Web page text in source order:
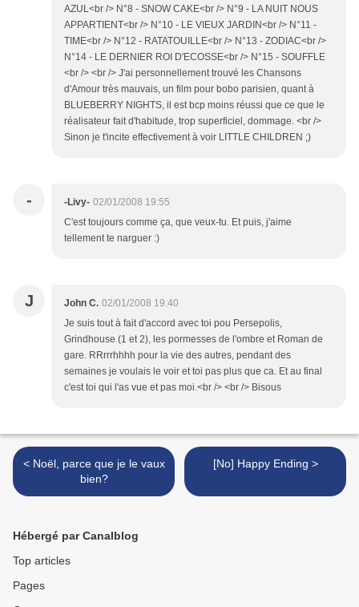
AZUL<br /> N°8 - SNOW CAKE<br /> N°9 - LA NUIT NOUS
APPARTIENT<br /> N°10 - LE VIEUX JARDIN<br /> N°11 -
TIME<br /> N°12 - RATATOUILLE<br /> N°13 - ZODIAC<br />
N°14 - LE DERNIER ROI D'ECOSSE<br /> N°15 - SOUFFLE
<br /> <br /> J'ai personnellement trouvé les Chansons
d'Amour très mauvais, un film pour bobo parisien, quant à
BLUEBERRY NIGHTS, il est bcp moins réussi que ce que le
réalisateur fait d'habitude, trop superficiel, dommage. <br />
Sinon je t'incite effectivement à voir LITTLE CHILDREN ;)
- -Livy- 02/01/2008 19:55
C'est toujours comme ça, que veux-tu. Et puis, j'aime
tellement te narguer :)
J John C. 02/01/2008 19:40
Je suis tout à fait d'accord avec toi pou Persepolis,
Grindhouse (1 et 2), les pormesses de l'ombre et Roman de
gare. RRrrrhhhh pour la vie des autres, pendant des
semaines je voulais le voir et toi pas plus que ca. Et au final
c'est toi qui l'as vue et pas moi.<br /> <br /> Bisous
< Noël, parce que je le vaux
bien?
[No] Happy Ending >
Hébergé par Canalblog
Top articles
Pages